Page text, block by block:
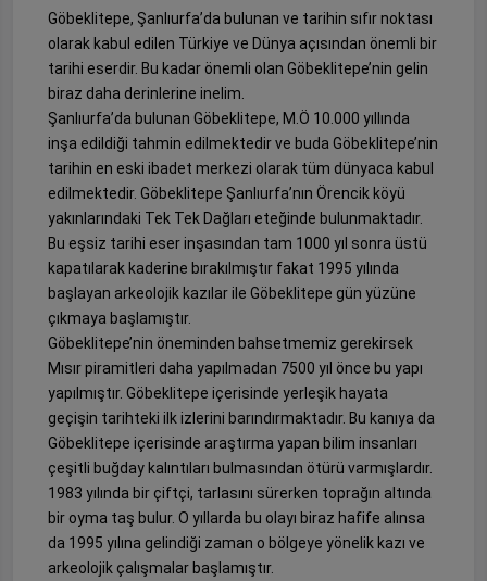
Göbeklitepe, Şanlıurfa’da bulunan ve tarihin sıfır noktası
olarak kabul edilen Türkiye ve Dünya açısından önemli bir
tarihi eserdir. Bu kadar önemli olan Göbeklitepe’nin gelin
biraz daha derinlerine inelim.
Şanlıurfa’da bulunan Göbeklitepe, M.Ö 10.000 yıllında
inşa edildiği tahmin edilmektedir ve buda Göbeklitepe’nin
tarihin en eski ibadet merkezi olarak tüm dünyaca kabul
edilmektedir. Göbeklitepe Şanlıurfa’nın Örencik köyü
yakınlarındaki Tek Tek Dağları eteğinde bulunmaktadır.
Bu eşsiz tarihi eser inşasından tam 1000 yıl sonra üstü
kapatılarak kaderine bırakılmıştır fakat 1995 yılında
başlayan arkeolojik kazılar ile Göbeklitepe gün yüzüne
çıkmaya başlamıştır.
Göbeklitepe’nin öneminden bahsetmemiz gerekirsek
Mısır piramitleri daha yapılmadan 7500 yıl önce bu yapı
yapılmıştır. Göbeklitepe içerisinde yerleşik hayata
geçişin tarihteki ilk izlerini barındırmaktadır. Bu kanıya da
Göbeklitepe içerisinde araştırma yapan bilim insanları
çeşitli buğday kalıntıları bulmasından ötürü varmışlardır.
1983 yılında bir çiftçi, tarlasını sürerken toprağın altında
bir oyma taş bulur. O yıllarda bu olayı biraz hafife alınsa
da 1995 yılına gelindiği zaman o bölgeye yönelik kazı ve
arkeolojik çalışmalar başlamıştır.